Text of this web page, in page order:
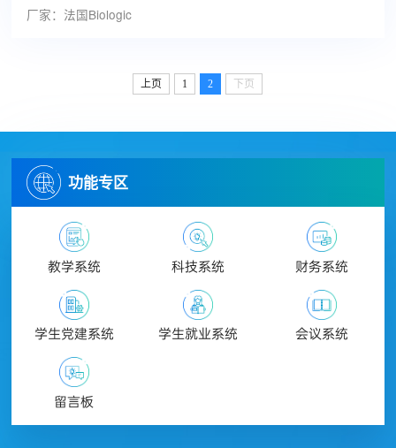
厂家：法国Biologic
上页 1 2 下页
功能专区
教学系统 科技系统 财务系统
学生党建系统 学生就业系统 会议系统
留言板